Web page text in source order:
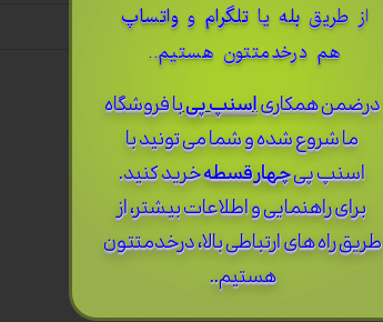
از طریق بله یا تلگرام وواتساپ
هم درخدمتتون هستیم..
درضمن ​همکاریاسنپ پیبا فروشگاه
ما شروع شده و شما می تونید با
اسنپ پیچهار قسطهخرید کنید.
برای راهنمایی و اطلاعات بیشتر، از
طریق راه های ارتباطی بالا، درخدمتتون
هستیم..